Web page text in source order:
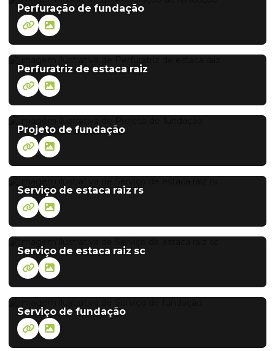
Perfuração de fundação
Perfuratriz de estaca raiz
Projeto de fundação
Serviço de estaca raiz rs
Serviço de estaca raiz sc
Serviço de fundação